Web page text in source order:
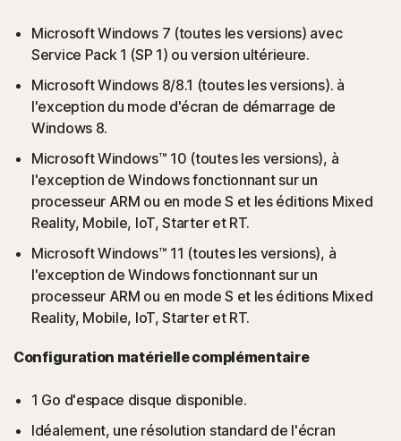
Microsoft Windows 7 (toutes les versions) avec
Service Pack 1 (SP 1) ou version ultérieure.
Microsoft Windows 8/8.1 (toutes les versions). à
l'exception du mode d'écran de démarrage de
Windows 8.
Microsoft Windows™ 10 (toutes les versions), à
l'exception de Windows fonctionnant sur un
processeur ARM ou en mode S et les éditions Mixed
Reality, Mobile, IoT, Starter et RT.
Microsoft Windows™ 11 (toutes les versions), à
l'exception de Windows fonctionnant sur un
processeur ARM ou en mode S et les éditions Mixed
Reality, Mobile, IoT, Starter et RT.
Configuration matérielle complémentaire
1 Go d'espace disque disponible.
Idéalement, une résolution standard de l'écran